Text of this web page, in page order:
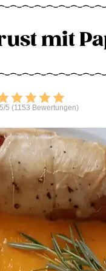
mit
Bewerten
5 (1153 Bewertungen)